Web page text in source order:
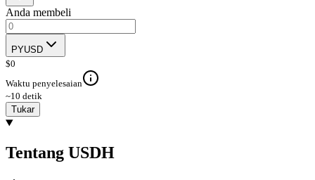
Anda membeli
PYUSD
$0
Waktu penyelesaian
~10 detik
Tukar
Tentang USDH